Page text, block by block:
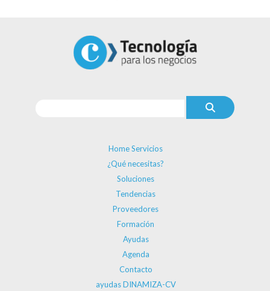
Home Servicios
¿Qué necesitas?
Soluciones
Tendencias
Proveedores
Formación
Ayudas
Agenda
Contacto
ayudas DINAMIZA-CV